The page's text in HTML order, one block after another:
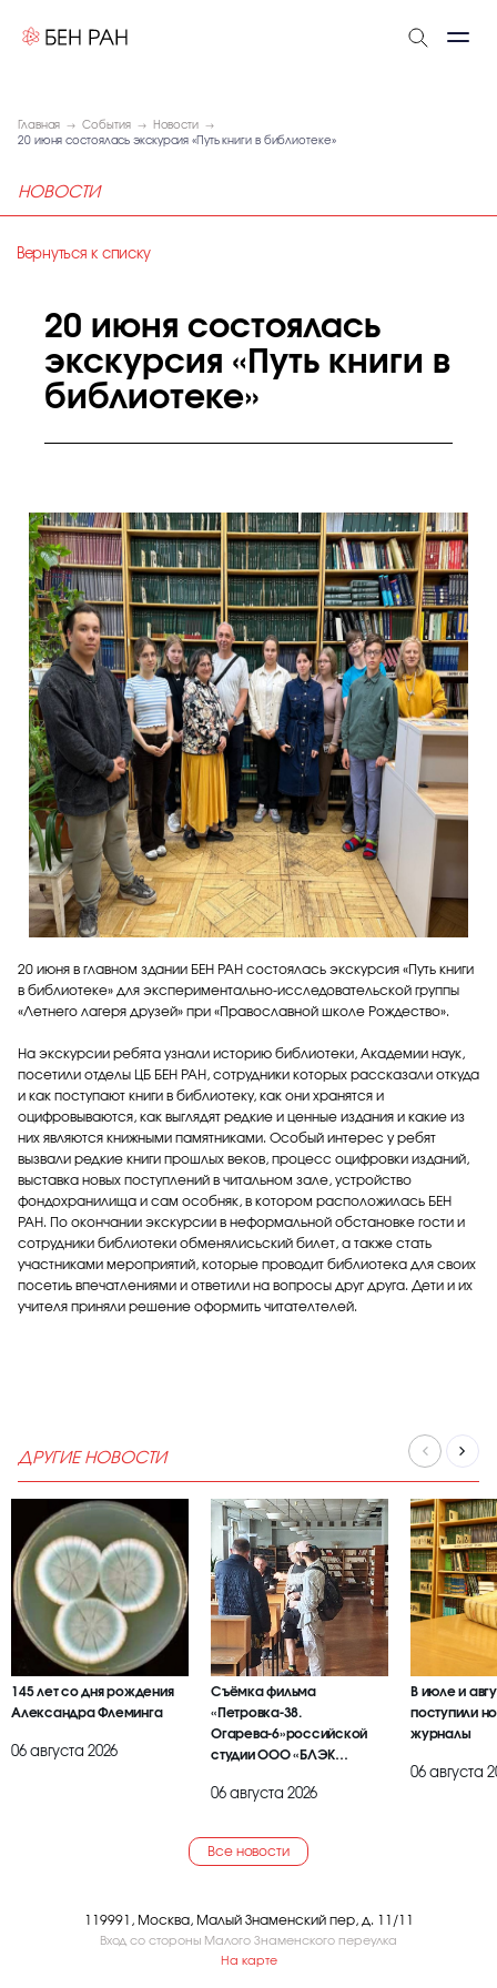
Главная События
Новости
20 июня состоялась экскурсия «Путь книги в библиотеке»
НОВОСТИ
Вернуться к списку
20 июня состоялась
экскурсия «Путь книги в
библиотеке»
20 июня в главном здании БЕН РАН состоялась экскурсия «Путь книги
в библиотеке» для экспериментально-исследовательской группы
«Летнего лагеря друзей» при «Православной школе Рождество».
На экскурсии ребята узнали историю библиотеки, Академии наук,
посетили отделы ЦБ БЕН РАН, сотрудники которых рассказали откуда
и как поступают книги в библиотеку, как они хранятся и
оцифровываются, как выглядят редкие и ценные издания и какие из
них являются книжными памятниками. Особый интерес у ребят
вызвали редкие книги прошлых веков, процесс оцифровки изданий,
выставка новых поступлений в читальном зале, устройство
фондохранилища и сам особняк, в котором расположилась БЕН
РАН. По окончании экскурсии в неформальной обстановке гости и
сотрудники библиотеки обменялисьский билет, а также стать
участниками мероприятий, которые проводит библиотека для своих
посетиь впечатлениями и ответили на вопросы друг друга. Дети и их
учителя приняли решение оформить читателтелей.
ДРУГИЕ НОВОСТИ
145 лет со дня рождения
Александра Флеминга
06 августа 2026
Съёмка фильма
«Петровка-38.
Огарева-6»российской
студии ООО «БЛЭК
06 августа 2026
В июле и
поступили
журналы
06 августа
Все новости
119991, Москва, Малый Знаменский пер, д. 11/11
Вход со стороны Малого Знаменского переулка
На карте